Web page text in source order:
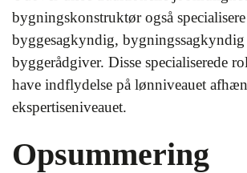
bygningskonstruktør også
byggesagkyndig, bygningssagkyndig
byggerådgiver. Disse specialiserede
have indflydelse på lønniveauet
ekspertiseniveauet.
Opsummering